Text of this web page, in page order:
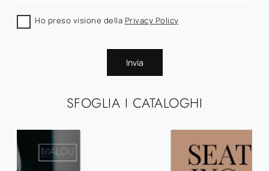
SFOGLIA I CATALOGHI
Ho preso visione della Privacy Policy
Invia